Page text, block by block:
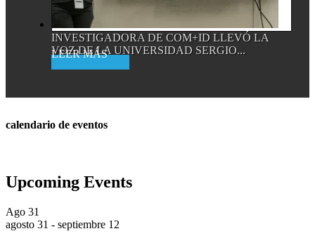
INVESTIGADORA DE COM+ID LLEVÓ LA
VOZ DE LA UNIVERSIDAD SERGIO...
calendario de eventos
Upcoming Events
Ago 31
agosto 31 - septiembre 12